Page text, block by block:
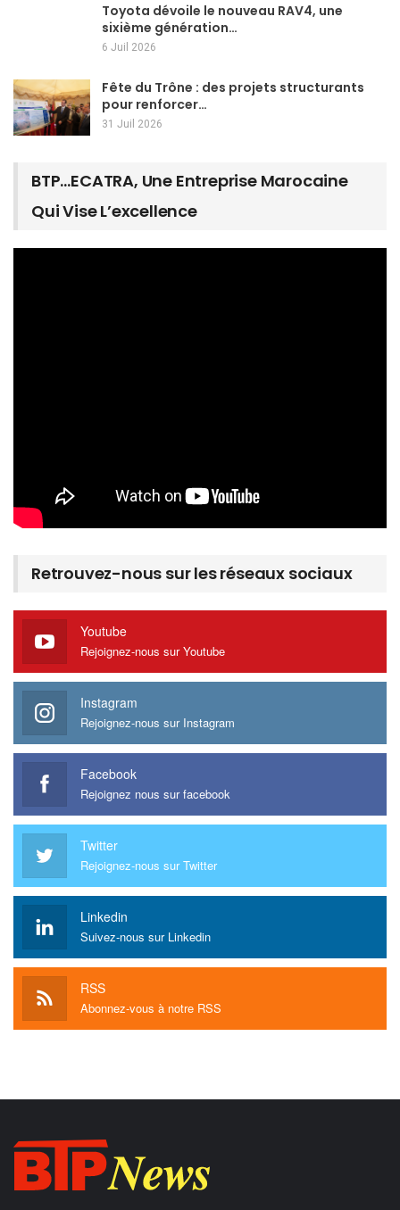
Toyota dévoile le nouveau RAV4, une
sixième génération…
6 Juil 2026
Fête du Trône : des projets structurants
pour renforcer…
31 Juil 2026
BTP…ECATRA, Une Entreprise Marocaine
Qui Vise L’excellence
Retrouvez-nous sur les réseaux sociaux
Youtube
Rejoignez-nous sur Youtube
Instagram
Rejoignez-nous sur Instagram
Facebook
Rejoignez nous sur facebook
Twitter
Rejoignez-nous sur Twitter
Linkedin
Suivez-nous sur Linkedin
RSS
Abonnez-vous à notre RSS